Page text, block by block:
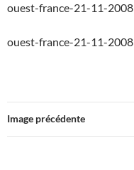
ouest-france-21-11-2008
ouest-france-21-11-2008
Image précédente